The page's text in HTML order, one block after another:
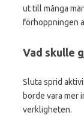
ut till många
förhoppningen
Vad skulle
Sluta sprid
borde vara mer
verkligheten.